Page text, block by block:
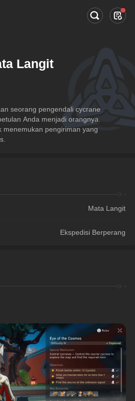
Langit
seorang pengendali cycrane
Anda menjadi orangnya.
menemukan pengiriman yang
Mata Langit
Ekspedisi Berperang